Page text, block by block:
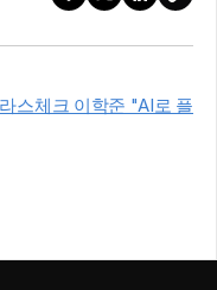
스체크 이학준 "AI로 플